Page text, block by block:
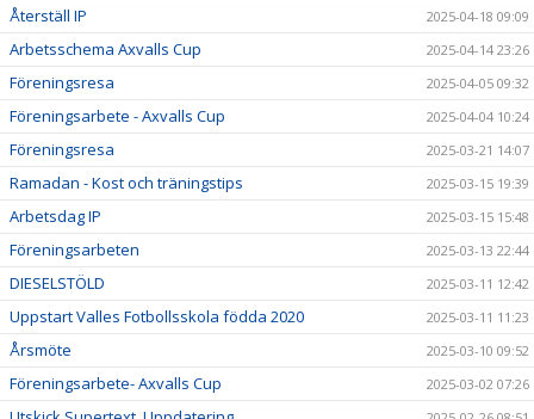
Återställ IP 2025-04-18 09:09
Arbetsschema Axvalls Cup 2025-04-14 23:26
Föreningsresa 2025-04-05 09:32
Föreningsarbete - Axvalls Cup 2025-04-04 10:24
Föreningsresa 2025-03-21 14:07
Ramadan - Kost och träningstips 2025-03-15 19:39
Arbetsdag IP 2025-03-15 15:48
Föreningsarbeten 2025-03-13 22:44
DIESELSTÖLD 2025-03-11 12:42
Uppstart Valles Fotbollsskola födda 2020 2025-03-11 11:23
Årsmöte 2025-03-10 09:52
Föreningsarbete- Axvalls Cup 2025-03-02 07:26